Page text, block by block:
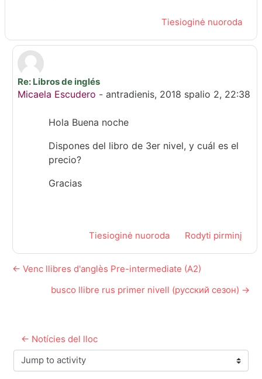
Tiesioginė nuoroda
Atsakymas į Lina María Madrid Soto
Re: Libros de inglés
Micaela Escudero - antradienis, 2018 spalio 2, 22:38
Hola Buena noche
Dispones del libro de 3er nivel, y cuál es el
precio?
Gracias
Tiesioginė nuoroda Rodyti pirminį
← Venc llibres d'anglès Pre-intermediate (A2)
busco llibre rus primer nivell (русский сезон) →
← Notícies del lloc
Jump to activity